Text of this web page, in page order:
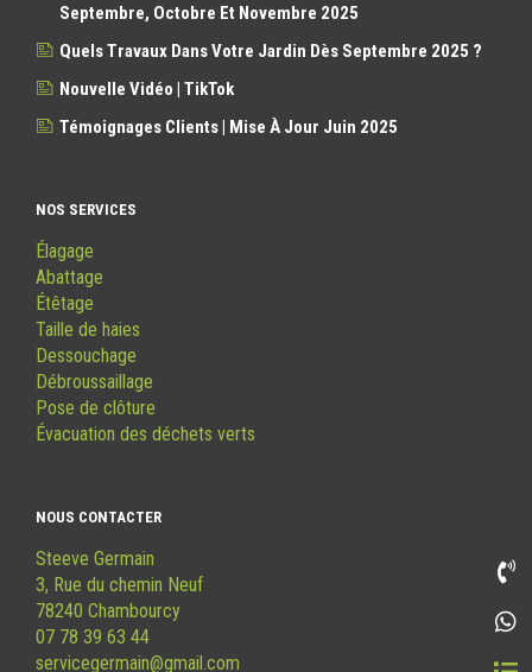
Septembre, Octobre Et Novembre 2025
Quels Travaux Dans Votre Jardin Dès Septembre 2025 ?
Nouvelle Vidéo | TikTok
Témoignages Clients | Mise À Jour Juin 2025
NOS SERVICES
Élagage
Abattage
Étêtage
Taille de haies
Dessouchage
Débroussaillage
Pose de clôture
Évacuation des déchets verts
NOUS CONTACTER
Steeve Germain
3, Rue du chemin Neuf
78240 Chambourcy
07 78 39 63 44
servicegermain@gmail.com